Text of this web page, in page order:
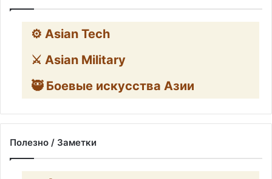
⚙️ Asian Tech
⚔️ Asian Military
🥷 Боевые искусства Азии
Полезно / Заметки